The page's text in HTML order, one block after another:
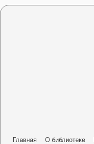
Главная О библиотеке